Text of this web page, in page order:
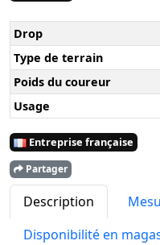
Drop
Type de terrain
Poids du coureur
Usage
Entreprise française
Partager
Description
Disponibilité en